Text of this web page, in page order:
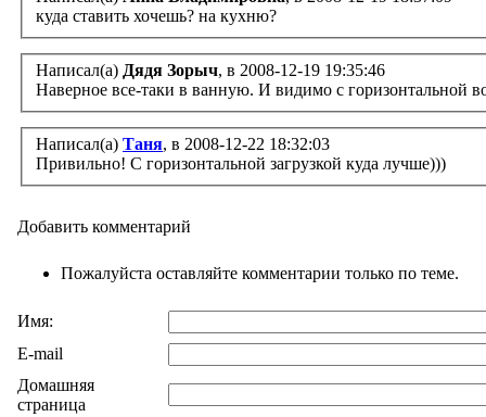
куда ставить хочешь? на кухню?
Написал(а) Дядя Зорыч, в 2008-12-19 19:35:46
Наверное все-таки в ванную. И видимо с горизонтальной
Написал(а) Таня, в 2008-12-22 18:32:03
Привильно! С горизонтальной загрузкой куда лучше)))
Добавить комментарий
Пожалуйста оставляйте комментарии только по теме.
Имя:
E-mail
Домашняя
страница